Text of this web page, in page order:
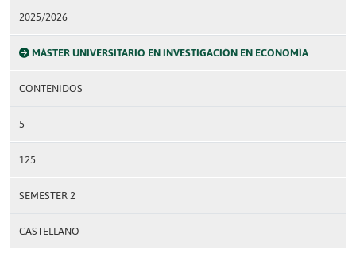
2025/2026
MÁSTER UNIVERSITARIO EN INVESTIGACIÓN EN ECONOMÍA
CONTENIDOS
5
125
SEMESTER 2
CASTELLANO